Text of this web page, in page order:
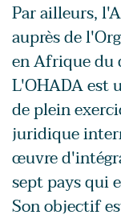
Par ailleurs,
auprès de
en Afrique du
L'OHADA est
de plein
juridique
œuvre
sept pays qui
Son objectif